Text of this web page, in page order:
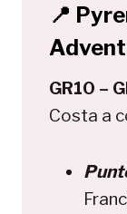
📍
GR10 –
Costa a